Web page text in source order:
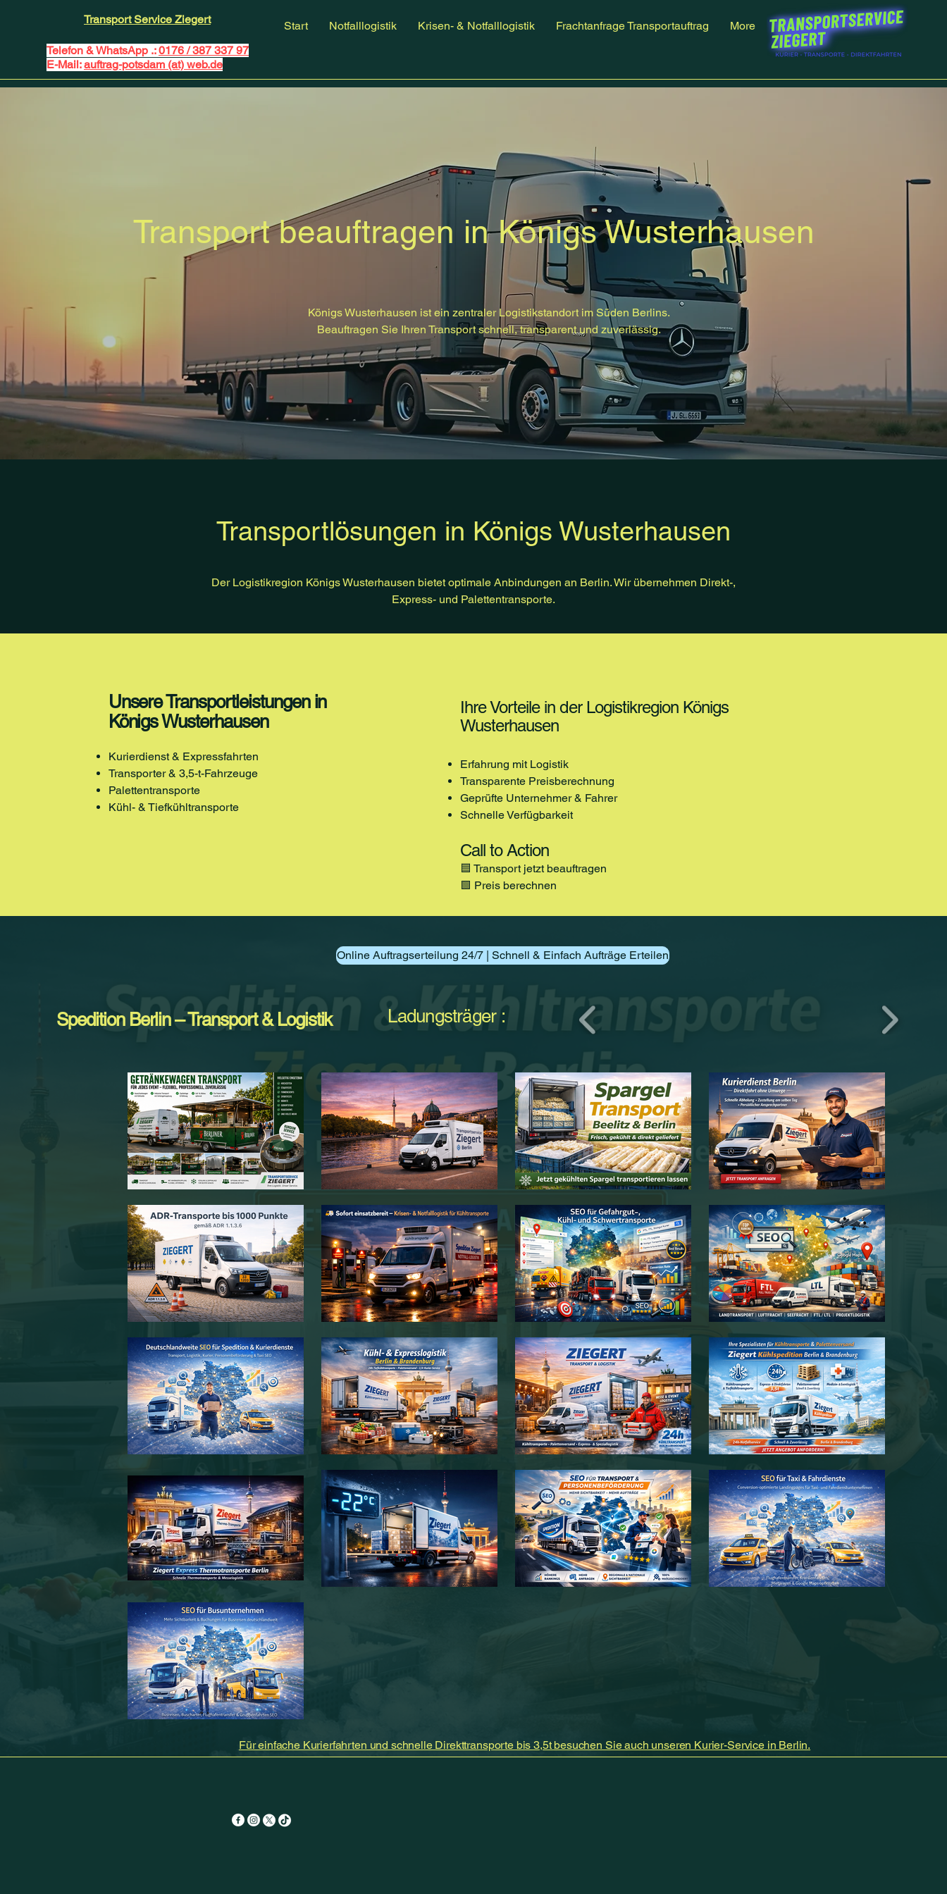
Transport Service Ziegert
Telefon & WhatsApp .:0176 / 387 337 97
E-Mail:auftrag-potsdam (at) web.de
Start Notfalllogistik Krisen- & Notfalllogistik Frachtanfrage Transportauftrag More
Transport beauftragen in Königs Wusterhausen
Königs Wusterhausen ist ein zentraler Logistikstandort im Süden Berlins.
Beauftragen Sie Ihren Transport schnell, transparent und zuverlässig.
Transportlösungen in Königs Wusterhausen
Der Logistikregion Königs Wusterhausen bietet optimale Anbindungen an Berlin. Wir übernehmen Direkt-,
Express- und Palettentransporte.
Unsere Transportleistungen in
Königs Wusterhausen
Kurierdienst & Expressfahrten
Transporter & 3,5-t-Fahrzeuge
Palettentransporte
Kühl- & Tiefkühltransporte
Ihre Vorteile in der Logistikregion Königs
Wusterhausen
Erfahrung mit Logistik
Transparente Preisberechnung
Geprüfte Unternehmer & Fahrer
Schnelle Verfügbarkeit
Call to Action
🟦 Transport jetzt beauftragen
🟩 Preis berechnen
Online Auftragserteilung 24/7 | Schnell & Einfach Aufträge Erteilen
Spedition Berlin – Transport & Logistik Ladungsträger :
Für einfache Kurierfahrten und schnelle Direkttransporte bis 3,5t besuchen Sie auch unseren Kurier-Service in Berlin.